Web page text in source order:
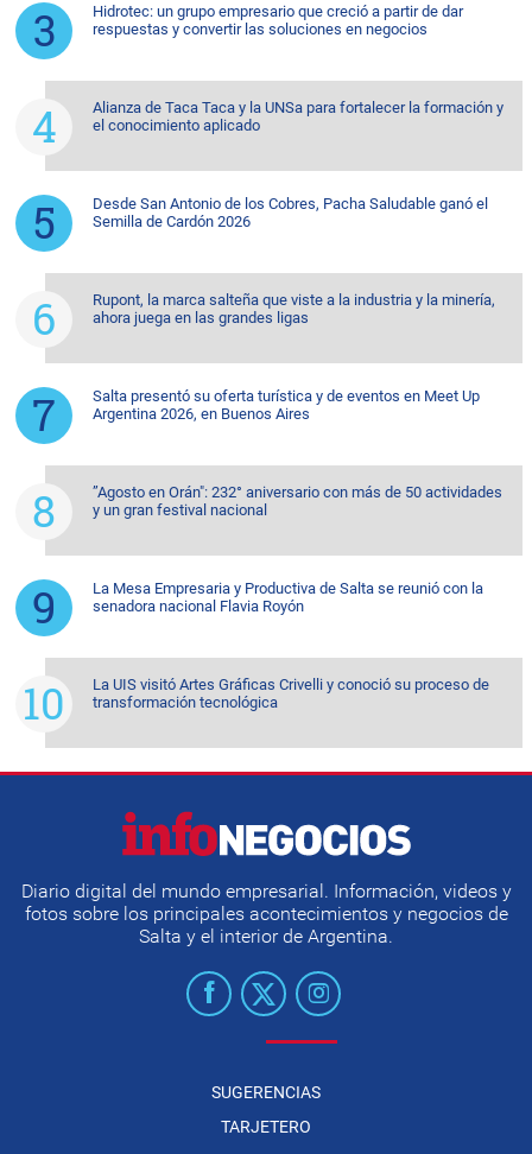
Hidrotec: un grupo empresario que creció a partir de dar
respuestas y convertir las soluciones en negocios
Alianza de Taca Taca y la UNSa para fortalecer la formación y
el conocimiento aplicado
Desde San Antonio de los Cobres, Pacha Saludable ganó el
Semilla de Cardón 2026
Rupont, la marca salteña que viste a la industria y la minería,
ahora juega en las grandes ligas
Salta presentó su oferta turística y de eventos en Meet Up
Argentina 2026, en Buenos Aires
”Agosto en Orán": 232° aniversario con más de 50 actividades
y un gran festival nacional
La Mesa Empresaria y Productiva de Salta se reunió con la
senadora nacional Flavia Royón
La UIS visitó Artes Gráficas Crivelli y conoció su proceso de
transformación tecnológica
Diario digital del mundo empresarial. Información, videos y
fotos sobre los principales acontecimientos y negocios de
Salta y el interior de Argentina.
SUGERENCIAS
TARJETERO